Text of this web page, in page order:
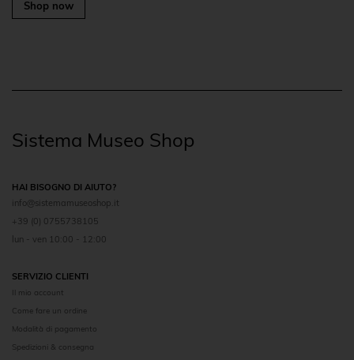
Shop now
Sistema Museo Shop
HAI BISOGNO DI AIUTO?
info@sistemamuseoshop.it
+39 (0) 0755738105
lun - ven 10:00 - 12:00
SERVIZIO CLIENTI
Il mio account
Come fare un ordine
Modalità di pagamento
Spedizioni & consegna